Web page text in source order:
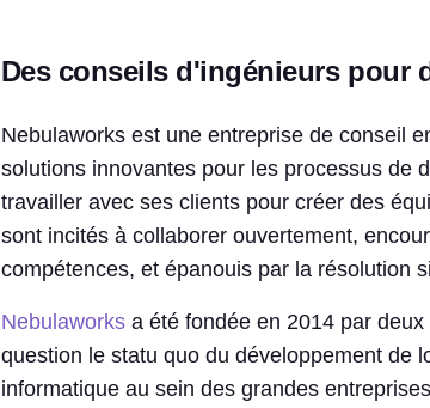
Des conseils d'ingénieurs pour
Nebulaworks est une entreprise de conseil
solutions innovantes pour les processus de
travailler avec ses clients pour créer des
sont incités à collaborer ouvertement,
compétences, et épanouis par la résolution
Nebulaworksa été fondée en 2014 par
question le statu quo du développement de
informatique au sein des grandes